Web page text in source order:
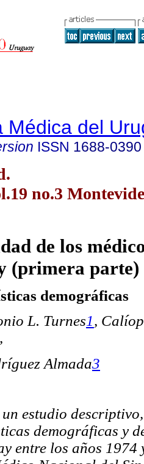
Médica del
ISSN 1688-0390
no.3
de los
(primera parte)
demográficas
L. Turnes1,
,
Almada3
estudio
demográficas y
entre los años